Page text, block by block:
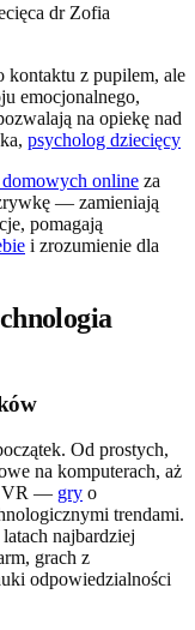
dr Zofia
kontaktu z pupilem, ale
emocjonalnego,
na opiekę nad
psycholog dziecięcy
online za
— zamieniają
pomagają
i zrozumienie dla
Od prostych,
na komputerach, aż
— gry o
trendami.
najbardziej
grach z
odpowiedzialności